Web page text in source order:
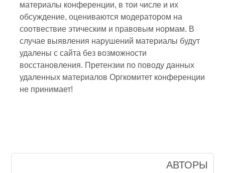
материалы конференции, в тои числе и их
обсуждение, оцениваются модератором на
соотвествие этическим и правовым нормам. В
случае выявления нарушений материалы будут
удалены с сайта без возможности
восстановления. Претензии по поводу данных
удаленных материалов Оргкомитет конференции
не принимает!
АВТОРЫ